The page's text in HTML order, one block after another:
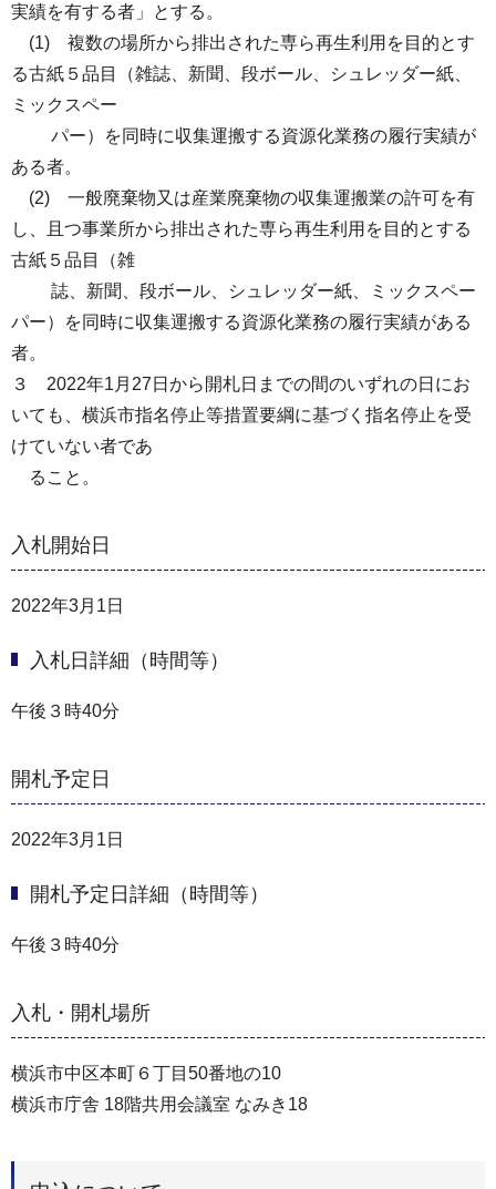
実績を有する者」とする。
(1) 複数の場所から排出された専ら再生利用を目的とす
る古紙５品目（雑誌、新聞、段ボール、シュレッダー紙、
ミックスペー
パー）を同時に収集運搬する資源化業務の履行実績が
ある者。
(2) 一般廃棄物又は産業廃棄物の収集運搬業の許可を有
し、且つ事業所から排出された専ら再生利用を目的とする
古紙５品目（雑
誌、新聞、段ボール、シュレッダー紙、ミックスペー
パー）を同時に収集運搬する資源化業務の履行実績がある
者。
３ 2022年1月27日から開札日までの間のいずれの日にお
いても、横浜市指名停止等措置要綱に基づく指名停止を受
けていない者であ
ること。
入札開始日
2022年3月1日
入札日詳細（時間等）
午後３時40分
開札予定日
2022年3月1日
開札予定日詳細（時間等）
午後３時40分
入札・開札場所
横浜市中区本町６丁目50番地の10
横浜市庁舎 18階共用会議室 なみき18